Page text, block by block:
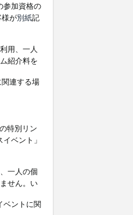
参加資格の
様が別紙記
用、一人
紹介料を
連する場
特別リン
ベント」
一人の個
せん。い
ベントに関